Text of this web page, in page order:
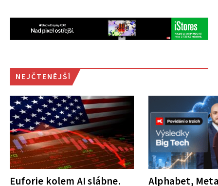
NEJČTENĚJŠÍ
Euforie kolem AI slábne. Alphabet,